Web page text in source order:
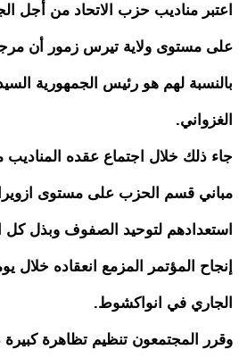
اعتبر مناديب حزب الاتحاد من أجل
على مستوى ولاية تيرس زمور أن
بالنسبة لهم هو رئيس الجمهورية
الغزواني.
جاء ذلك خلال اجتماع عقده المناديب
مباني قسم الحزب على مستوى
استعدادهم لتوحيد الصفوف وبذل كل
الجاري في انواكشوط.
وقرر المجتمعون تنظيم تظاهرة كبيرة